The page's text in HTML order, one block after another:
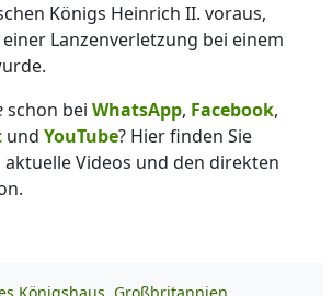
Königs Heinrich II. voraus,
Lanzenverletzung bei einem
schon bei WhatsApp, Facebook,
und YouTube? Hier finden Sie
Videos und den direkten